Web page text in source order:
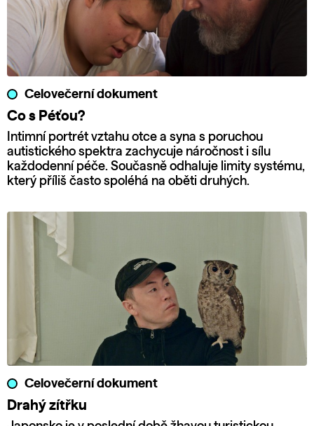
Celovečerní dokument
Co s Péťou?
Intimní portrét vztahu otce a syna s poruchou
autistického spektra zachycuje náročnost i sílu
každodenní péče. Současně odhaluje limity systému,
který příliš často spoléhá na oběti druhých.
Celovečerní dokument
Drahý zítřku